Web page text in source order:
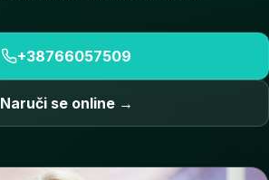
+38766057509
Naruči se online →